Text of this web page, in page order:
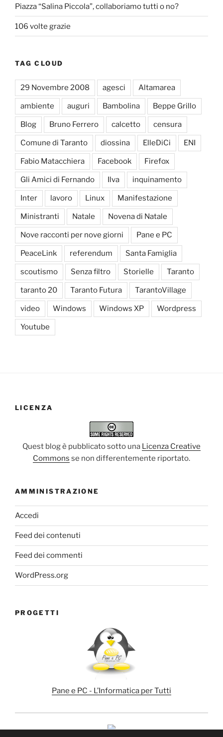
Piazza “Salina Piccola”, collaboriamo tutti o no?
106 volte grazie
TAG CLOUD
29 Novembre 2008 agesci Altamarea
ambiente auguri Bambolina Beppe Grillo
Blog Bruno Ferrero calcetto censura
Comune di Taranto diossina ElleDiCi ENI
Fabio Matacchiera Facebook Firefox
Gli Amici di Fernando Ilva inquinamento
Inter lavoro Linux Manifestazione
Ministranti Natale Novena di Natale
Nove racconti per nove giorni Pane e PC
PeaceLink referendum Santa Famiglia
scoutismo Senza filtro Storielle Taranto
taranto 20 Taranto Futura TarantoVillage
video Windows Windows XP Wordpress
Youtube
LICENZA
Quest blog è pubblicato sotto una Licenza Creative
Commons se non differentemente riportato.
AMMINISTRAZIONE
Accedi
Feed dei contenuti
Feed dei commenti
WordPress.org
PROGETTI
Pane e PC - L’Informatica per Tutti